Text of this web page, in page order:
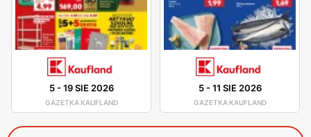
5-19 SIE 2026
GAZETKA KAUFLAND
5-11 SIE 2026
GAZETKA KAUFLAND